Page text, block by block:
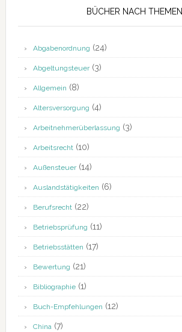
BÜCHER NACH THEMEN
Abgabenordnung (24)
Abgeltungsteuer(3)
Allgemein (8)
Altersversorgung (4)
Arbeitnehmerüberlassung (3)
Arbeitsrecht(10)
Außensteuer(14)
Auslandstätigkeiten (6)
Berufsrecht(22)
Betriebsprüfung (11)
Betriebsstätten (17)
Bewertung (21)
Bibliographie(1)
Buch-Empfehlungen (12)
China(7)